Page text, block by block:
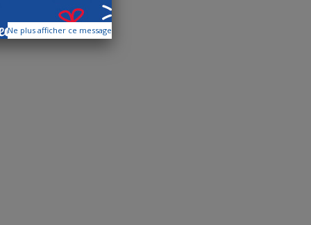
Ne plus afficher ce message